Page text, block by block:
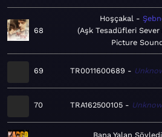
68
Hoşçakal
Aşk Tesadüfleri
Picture
69 TR0011600689
70 TRA162500105
Bana Yalan